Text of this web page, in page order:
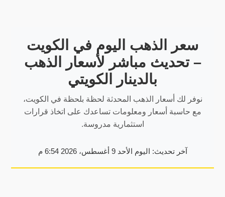
سعر الذهب اليوم في الكويت
– تحديث مباشر لأسعار الذهب
بالدينار الكويتي
نوفر لك أسعار الذهب المحدثة لحظة بلحظة في الكويت،
مع حاسبة أسعار ومعلومات تساعدك على اتخاذ قرارات
استثمارية مدروسة.
آخر تحديث: اليوم الأحد 9 أغسطس، 2026 6:54 م